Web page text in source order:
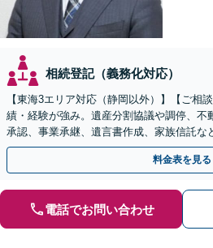
相続登記（義務化対応）
【東海3エリア対応（静岡以外）】【ご相
績・経験が強み。遺産分割協議や調停、不
承認、事業承継、遺言書作成、家族信託な
携して円滑な問題解決を目指します。【初
料金表を見る
電話でお問い合わせ